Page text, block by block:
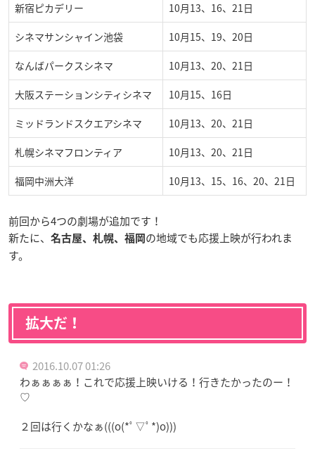
新宿ピカデリー 10月13、16、21日
シネマサンシャイン池袋 10月15、19、20日
なんばパークスシネマ 10月13、20、21日
大阪ステーションシティシネマ 10月15、16日
ミッドランドスクエアシネマ 10月13、20、21日
札幌シネマフロンティア 10月13、20、21日
福岡中洲大洋 10月13、15、16、20、21日
前回から4つの劇場が追加です！
新たに、
名古屋、札幌、福岡 の地域でも応援上映が行われま
す。
拡大だ！
2016.10.07 01:26
わぁぁぁぁ！これで応援上映いける！行きたかったのー！
♡
２回は行くかなぁ(((o(*ﾟ▽ﾟ*)o)))